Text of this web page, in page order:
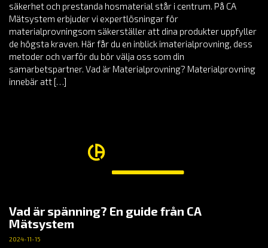
säkerhet och prestanda hosmaterial står i centrum. På CA
Mätsystem erbjuder vi expertlösningar för
materialprovningsom säkerställer att dina produkter uppfyller
de högsta kraven. Här får du en inblick imaterialprovning, dess
metoder och varför du bör välja oss som din
samarbetspartner. Vad är Materialprovning? Materialprovning
innebär att […]
Vad är spänning? En guide från CA
Mätsystem
2024-11-15